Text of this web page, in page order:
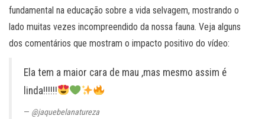
fundamental na educação sobre a vida selvagem, mostrando o
lado muitas vezes incompreendido da nossa fauna. Veja alguns
dos comentários que mostram o impacto positivo do vídeo:
Ela tem a maior cara de mau ,mas mesmo assim é
linda!!!!!!
@jaquebelanatureza